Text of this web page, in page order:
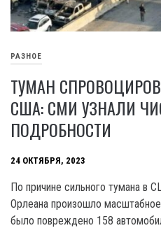
РАЗНОЕ
ТУМАН
США: СМИ УЗНАЛИ
ПОДРОБНОСТИ
24 ОКТЯБРЯ, 2023
По причине сильного тумана в
Орлеана произошло
было повреждено 158